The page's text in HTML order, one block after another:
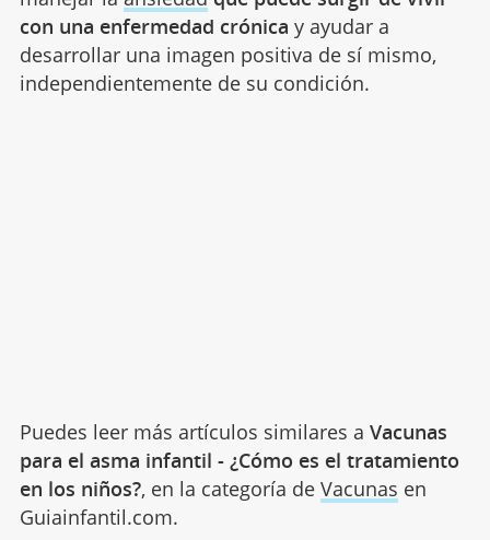
con una enfermedad crónica y ayudar a
desarrollar una imagen positiva de sí mismo,
independientemente de su condición.
Puedes leer más artículos similares a Vacunas
para el asma infantil - ¿Cómo es el tratamiento
en los niños?, en la categoría de Vacunas en
Guiainfantil.com.